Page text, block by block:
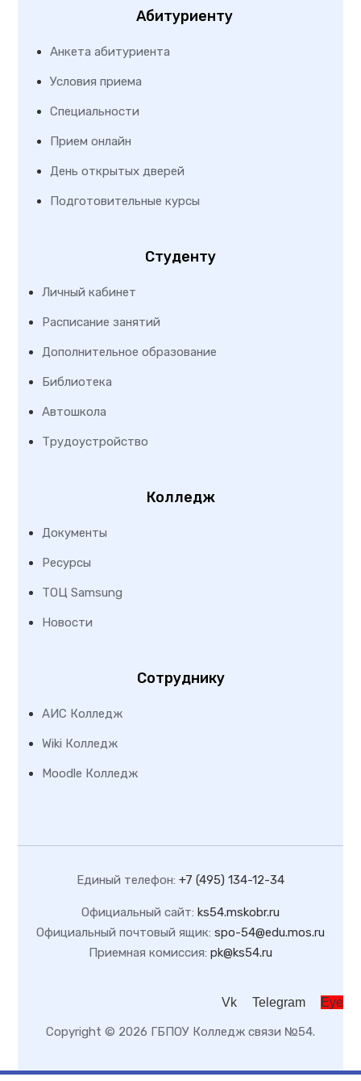
Абитуриенту
Анкета абитуриента
Условия приема
Специальности
Прием онлайн
День открытых дверей
Подготовительные курсы
Студенту
Личный кабинет
Расписание занятий
Дополнительное образование
Библиотека
Автошкола
Трудоустройство
Колледж
Документы
Ресурсы
ТОЦ Samsung
Новости
Сотруднику
АИС Колледж
Wiki Колледж
Moodle Колледж
Единый телефон: +7 (495) 134-12-34
Официальный сайт: ks54.mskobr.ru
Официальный почтовый ящик: spo-54@edu.mos.ru
Приемная комиссия: pk@ks54.ru
Vk Telegram Eye
Copyright © 2026 ГБПОУ Колледж связи №54.